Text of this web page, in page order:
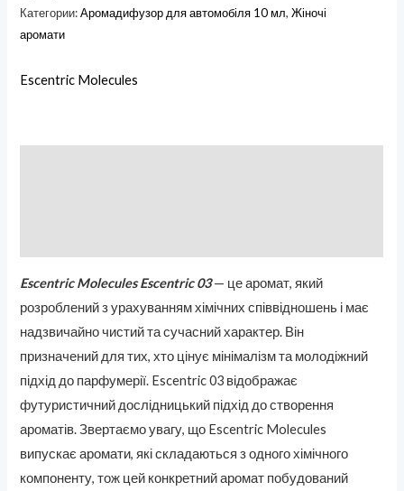
Категории:Аромадифузор для автомобіля 10 мл,Жіночі
аромати
Escentric Molecules
Escentric Molecules Escentric 03— це аромат, який
розроблений з урахуванням хімічних співвідношень і має
надзвичайно чистий та сучасний характер. Він
призначений для тих, хто цінує мінімалізм та молодіжний
підхід до парфумерії. Escentric 03 відображає
футуристичний дослідницький підхід до створення
ароматів. Звертаємо увагу, що Escentric Molecules
випускає аромати, які складаються з одного хімічного
компоненту, тож цей конкретний аромат побудований